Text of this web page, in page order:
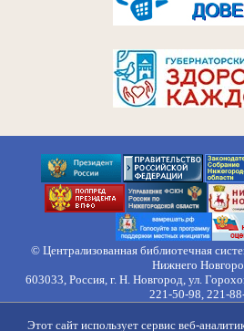
© Централизованная библиотечная
Нижнего
603033, Россия, г. Н. Новгород, ул.
221-50-98, 221-
Этот сайт использует сервис веб-